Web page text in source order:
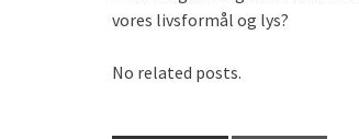
vores livsformål og lys?
No related posts.